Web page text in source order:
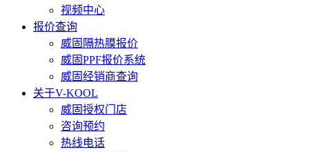
视频中心
报价查询
威固隔热膜报价
威固PPF报价系统
威固经销商查询
关于V-KOOL
威固授权门店
咨询预约
热线电话